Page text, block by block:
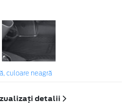
culoare neagră
detalii